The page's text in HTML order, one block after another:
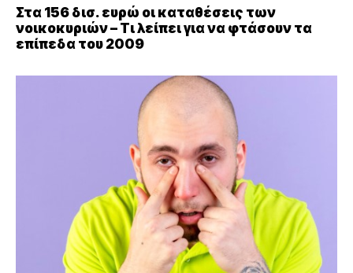
Στα 156 δισ. ευρώ οι καταθέσεις των
νοικοκυριών – Τι λείπει για να φτάσουν τα
επίπεδα του 2009